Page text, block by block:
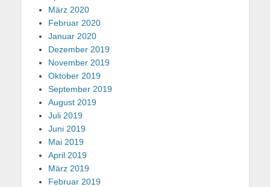
März 2020
Februar 2020
Januar 2020
Dezember 2019
November 2019
Oktober 2019
September 2019
August 2019
Juli 2019
Juni 2019
Mai 2019
April 2019
März 2019
Februar 2019